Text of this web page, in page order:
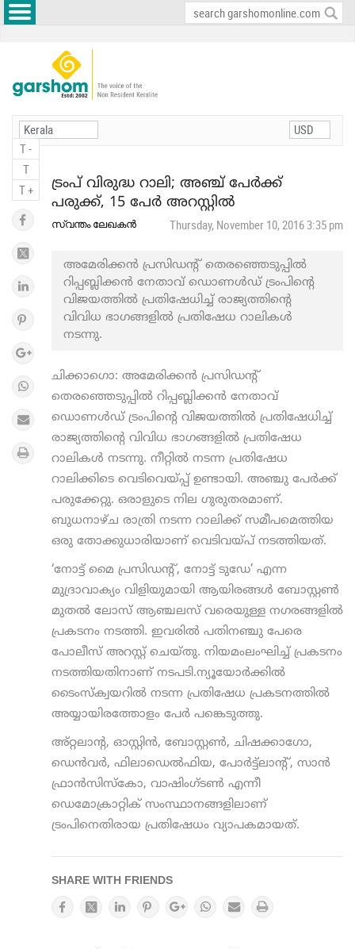
T -
T
T +
ട്രംപ് വിരുദ്ധ റാലി; അഞ്ച് പേര്‍ക്ക്
പരുക്ക്, 15 പേര്‍ അറസ്റ്റില്‍
സ്വന്തം ലേഖകൻ Thursday, November 10, 2016 3:35 pm
അമേരിക്കന്‍ പ്രസിഡന്‍റ് തെരഞ്ഞെടുപ്പില്‍
റിപ്പബ്ലിക്കന്‍ നേതാവ് ഡൊണള്‍ഡ് ട്രംപിന്‍റെ
വിജയത്തില്‍ പ്രതിഷേധിച്ച്‌ രാജ്യത്തിന്റെ
വിവിധ ഭാഗങ്ങളിൽ പ്രതിഷേധ റാലികൾ
നടന്നു.
ചിക്കാഗൊ: അമേരിക്കന്‍ പ്രസിഡന്‍റ്
തെരഞ്ഞെടുപ്പില്‍ റിപ്പബ്ലിക്കന്‍ നേതാവ്
ഡൊണള്‍ഡ് ട്രംപിന്‍റെ വിജയത്തില്‍ പ്രതിഷേധിച്ച്‌
രാജ്യത്തിന്റെ വിവിധ ഭാഗങ്ങളിൽ പ്രതിഷേധ
റാലികൾ നടന്നു. നീറ്റിൽ നടന്ന പ്രതിഷേധ
റാലിക്കിടെ വെടിവെയ്പ്പ് ഉണ്ടായി. അഞ്ചു പേര്‍ക്ക്
പരുക്കേറ്റു. ഒരാളുടെ നില ഗുരുതരമാണ്.
ബുധനാഴ്ച രാത്രി നടന്ന റാലിക്ക് സമീപമെത്തിയ
ഒരു തോക്കുധാരിയാണ് വെടിവയ്പ് നടത്തിയത്.
‘നോട്ട് മൈ പ്രസിഡന്‍റ്, നോട്ട് ടുഡേ’ എന്ന
മുദ്രാവാക്യം വിളിയുമായി ആയിരങ്ങള്‍ ബോസ്റ്റണ്‍
മുതല്‍ ലോസ് ആഞ്ചലസ് വരെയുള്ള നഗരങ്ങളില്‍
പ്രകടനം നടത്തി. ഇവരിൽ പതിനഞ്ചു പേരെ
പോലീസ് അറസ്റ്റ് ചെയ്തു. നിയമംലംഘിച്ച്‌ പ്രകടനം
നടത്തിയതിനാണ് നടപടി.ന്യൂയോര്‍ക്കില്‍
ടൈംസ്ക്വയറില്‍ നടന്ന പ്രതിഷേധ പ്രകടനത്തില്‍
അയ്യായിരത്തോളം പേർ പങ്കെടുത്തു.
അ്റ്റലാന്‍റ, ഓസ്റ്റിന്‍, ബോസ്റ്റണ്‍, ചിഷക്കാഗോ,
ഡെന്‍വര്‍, ഫിലാഡെല്‍ഫിയ, പോര്‍ട്ട്ലാന്‍റ്, സാന്‍
ഫ്രാന്‍സിസ്കോ, വാഷിംഗ്ടണ്‍ എന്നീ
ഡെമോക്രാറ്റിക് സംസ്ഥാനങ്ങളിലാണ്
ട്രംപിനെതിരായ പ്രതിഷേധം വ്യാപകമായത്.
SHARE WITH FRIENDS